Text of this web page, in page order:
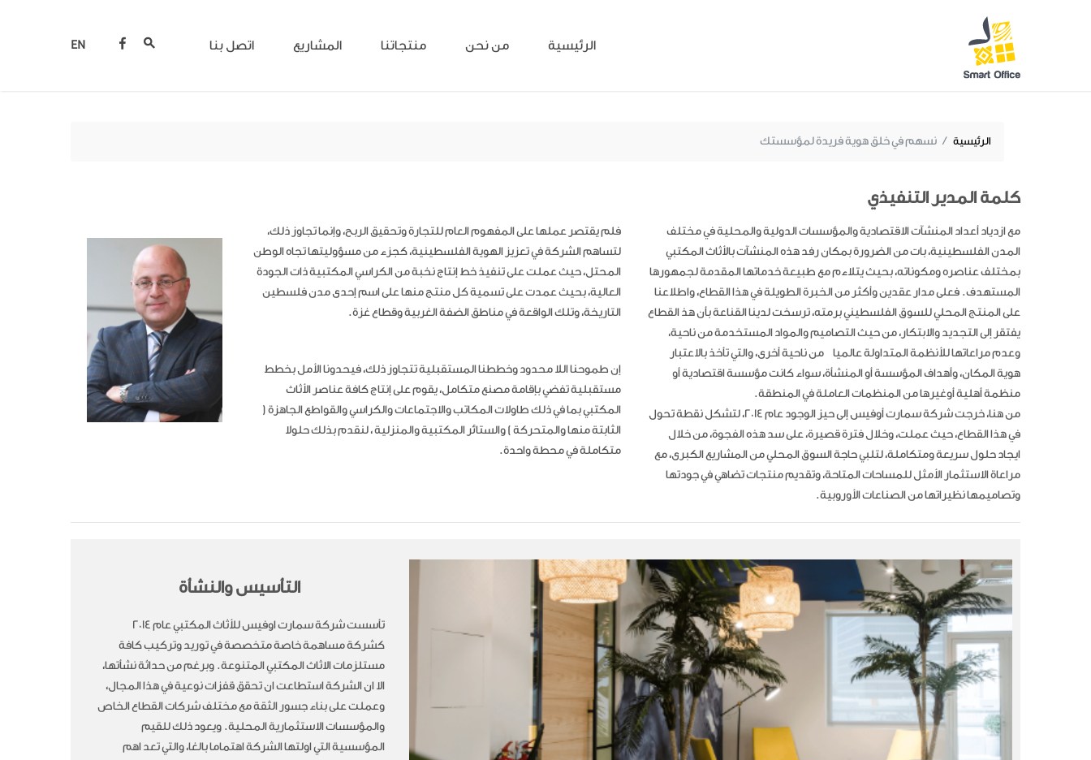
EN الرئيسية من نحن منتجاتنا المشاريع اتصل بنا
الرئيسية نسهم في خلق هوية فريدة لمؤسستك
كلمة المدير التنفيذي
مع ازدياد أعداد المنشآت الاقتصادية والمؤسسات الدولية والمحلية في مختلف
المدن الفلسطينية، بات من الضرورة بمكان رفد هذه المنشآت بالأثاث المكتبي
بمختلف عناصره ومكوناته، بحيث يتلاءم مع طبيعة خدماتها المقدمة لجمهورها
المستهدف. فعلى مدار عقدين وأكثر من الخبرة الطويلة في هذا القطاع، واطلاعنا
على المنتج المحلي للسوق الفلسطيني برمته، ترسخت لدينا القناعة بأن هذ القطاع
يفتقر إلى التجديد والابتكار، من حيث التصاميم والمواد المستخدمة من ناحية،
وعدم مراعاتها للأنظمة المتداولة عالميا من ناحية أخرى، والتي تأخذ بالاعتبار
هوية المكان، وأهداف المؤسسة أو المنشأة، سواء كانت مؤسسة اقتصادية أو
منظمة أهلية أوغيرها من المنظمات العاملة في المنطقة.
من هنا، خرجت شركة سمارت أوفيس إلى حيز الوجود عام 2014، لتشكل نقطة تحول
في هذا القطاع، حيث عملت، وخلال فترة قصيرة، على سد هذه الفجوة، من خلال
ايجاد حلول سريعة ومتكاملة، لتلبي حاجة السوق المحلي من المشاريع الكبرى، مع
مراعاة الاستثمار الأمثل للمساحات المتاحة، وتقديم منتجات تضاهي في جودتها
وتصاميمها نظيراتها من الصناعات الأوروبية.
فلم يقتصر عملها على المفهوم العام للتجارة وتحقيق الربح، وإنما تجاوز ذلك،
لتساهم الشركة في تعزيز الهوية الفلسطينية، كجزء من مسؤوليتها تجاه الوطن
المحتل، حيث عملت على تنفيذ خط إنتاج نخبة من الكراسي المكتبية ذات الجودة
العالية، بحيث عمدت على تسمية كل منتج منها على اسم إحدى مدن فلسطين
التاريخة، وتلك الواقعة في مناطق الضفة الغربية وقطاع غزة.
إن طموحنا اللا محدود وخططنا المستقبلية تتجاوز ذلك، فيحدونا الأمل بخطط
مستقبلية تفضي بإقامة مصنع متكامل، يقوم على إنتاج كافة عناصر الأثاث
المكتبي بما في ذلك طاولات المكاتب والاجتماعات والكراسي والقواطع الجاهزة (
الثابتة منها والمتحركة ) والستائر المكتبية والمنزلية ، لنقدم بذلك حلولا
متكاملة في محطة واحدة.
التأسيس والنشأة
تأسست شركة سمارت اوفيس للأثاث المكتبي عام ٢٠١٤
كشركة مساهمة خاصة متخصصة في توريد وتركيب كافة
مستلزمات الاثاث المكتبي المتنوعة. وبرغم من حداثة نشأتها،
الا ان الشركة استطاعت ان تحقق قفزات نوعية في هذا المجال،
وعملت على بناء جسور الثقة مع مختلف شركات القطاع الخاص
والمؤسسات الاستثمارية المحلية. ويعود ذلك للقيم
المؤسسية التي اولتها الشركة اهتماما بالغا، والتي تعد اهم